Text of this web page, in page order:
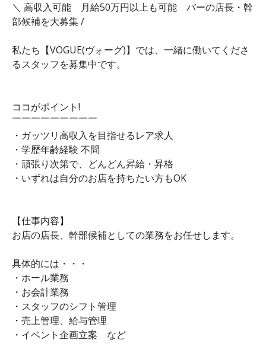
＼ 高収入可能 月給50万円以上も可能 バーの店長・幹
部候補を大募集 /
私たち【VOGUE(ヴォーグ)】では、一緒に働いてくださ
るスタッフを募集中です。
ココがポイント!
￣￣￣￣￣￣￣￣￣
・ガッツリ高収入を目指せるレア求人
・学歴年齢経験 不問
・頑張り次第で、どんどん昇給・昇格
・いずれは自分のお店を持ちたい方もOK
【仕事内容】
お店の店長、幹部候補としての業務をお任せします。
具体的には・・・
・ホール業務
・お会計業務
・スタッフのシフト管理
・売上管理、給与管理
・イベント企画立案 など